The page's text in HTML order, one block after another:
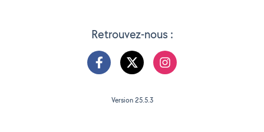
Retrouvez-nous :
Version 25.5.3